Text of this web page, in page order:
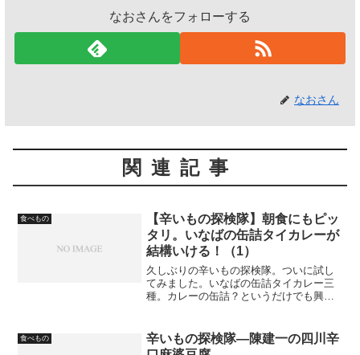
なおさんをフォローする
なおさん
関連記事
食べもの
【辛いもの探検隊】朝食にもピッ
タリ。いなばの缶詰タイカレーが
結構いける！（1）
久しぶりの辛いもの探検隊。ついに試し
てみました。いなばの缶詰タイカレー三
種。カレーの缶詰？というだけでも興味
（！）タイ製造。お値段は100円から180
円程度（お店によっ...
食べもの
辛いもの探検隊―陳建一の四川辛